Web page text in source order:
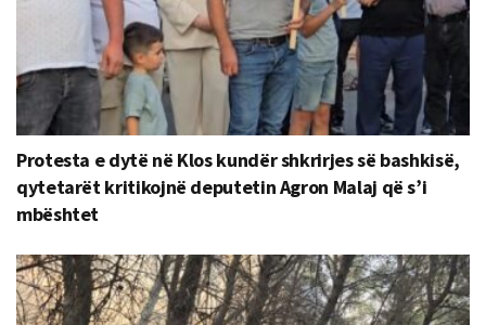
Protesta e dytë në Klos kundër shkrirjes së bashkisë,
qytetarët kritikojnë deputetin Agron Malaj që s’i
mbështet